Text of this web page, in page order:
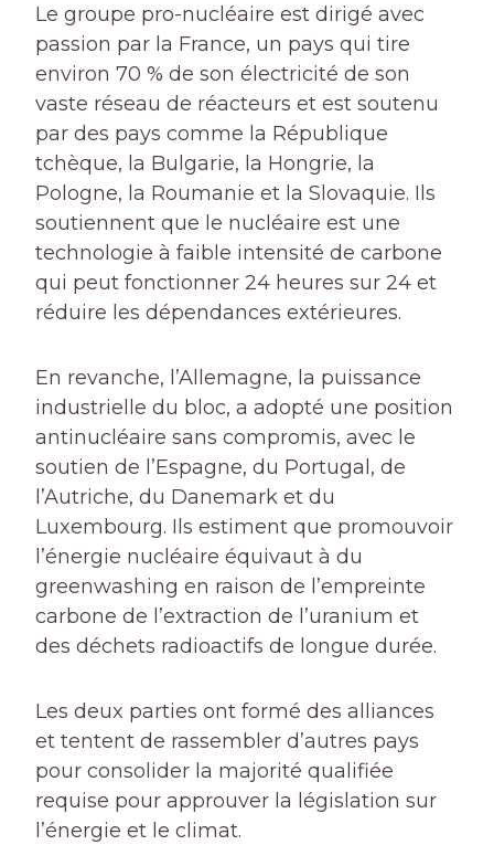
Le groupe pro-nucléaire est dirigé avec
passion par la France, un pays qui tire
environ 70 % de son électricité de son
vaste réseau de réacteurs et est soutenu
par des pays comme la République
tchèque, la Bulgarie, la Hongrie, la
Pologne, la Roumanie et la Slovaquie. Ils
soutiennent que le nucléaire est une
technologie à faible intensité de carbone
qui peut fonctionner 24 heures sur 24 et
réduire les dépendances extérieures.
En revanche, l’Allemagne, la puissance
industrielle du bloc, a adopté une position
antinucléaire sans compromis, avec le
soutien de l’Espagne, du Portugal, de
l’Autriche, du Danemark et du
Luxembourg. Ils estiment que promouvoir
l’énergie nucléaire équivaut à du
greenwashing en raison de l’empreinte
carbone de l’extraction de l’uranium et
des déchets radioactifs de longue durée.
Les deux parties ont formé des alliances
et tentent de rassembler d’autres pays
pour consolider la majorité qualifiée
requise pour approuver la législation sur
l’énergie et le climat.